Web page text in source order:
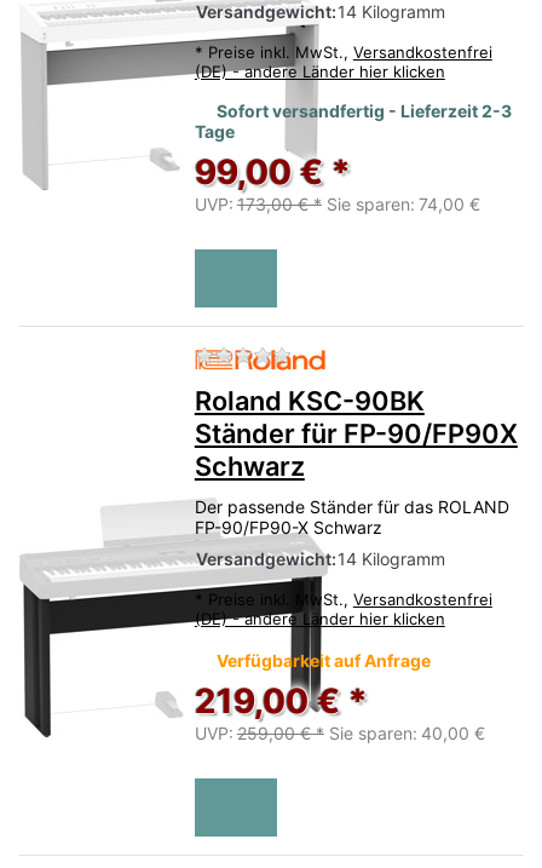
Versandgewicht:14 Kilogramm
* Preise inkl. MwSt., Versandkostenfrei
(DE) - andere Länder hier klicken
Sofort versandfertig - Lieferzeit 2-3
Tage
99,00 € *
UVP: 173,00 € * Sie sparen: 74,00 €
Zu diesem Produkt liegen
Roland KSC-90BK
Ständer für FP-90/FP90X
Schwarz
Der passende Ständer für das ROLAND
FP-90/FP90-X Schwarz
Versandgewicht:14 Kilogramm
* Preise inkl. MwSt., Versandkostenfrei
(DE) - andere Länder hier klicken
Verfügbarkeit auf Anfrage
219,00 € *
UVP: 259,00 € * Sie sparen: 40,00 €